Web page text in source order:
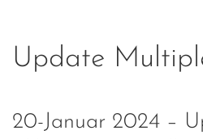
Update
20-Januar 2024 –